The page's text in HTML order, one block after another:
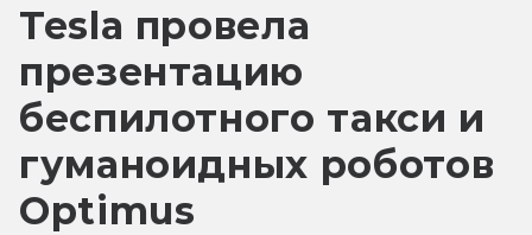
Tesla провела
презентацию
беспилотного такси и
гуманоидных роботов
Optimus